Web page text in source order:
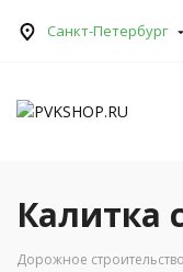
Санкт-Петербург
Калитка
Дорожное строительство